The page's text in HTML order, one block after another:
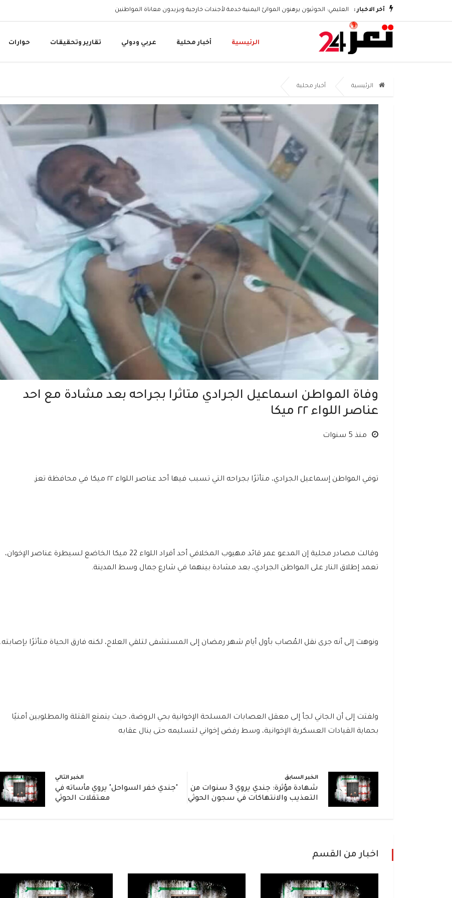
آخر الاخبار : العليمي: الحوثيون يرهنون الموانئ اليمنية خدمة لأجندات خارجية ويزيدون معاناة المواطنين
الرئيسية أخبار محلية عربي ودولي تقارير وتحقيقات حوارات
الرئيسية أخبار محلية
وفاة المواطن اسماعيل الجرادي متاثرا بجراحه بعد مشادة مع احد
عناصر اللواء ٢٢ ميكا
منذ 5 سنوات
توفي المواطن إسماعيل الجرادي، متأثرًا بجراحه التي تسبب فيها أحد عناصر اللواء ٢٢ ميكا في محافظة تعز.
وقالت مصادر محلية إن المدعو عمر قائد مهيوب المخلافي أحد أفراد اللواء 22 ميكا الخاضع لسيطرة عناصر الإخوان،
تعمد إطلاق النار على المواطن الجرادي، بعد مشادة بينهما في شارع جمال وسط المدينة.
ونوهت إلى أنه جرى نقل المُصاب بأول أيام شهر رمضان إلى المستشفى لتلقي العلاج، لكنه فارق الحياة متأثرًا بإصابته.
ولفتت إلى أن الجاني لجأ إلى معقل العصابات المسلحة الإخوانية بحي الروضة، حيث يتمتع القتلة والمطلوبين أمنيًا
بحماية القيادات العسكرية الإخوانية، وسط رفض إخواني لتسليمه حتى ينال عقابه
الخبر السابق
شهادة مؤثرة: جندي يروي 3 سنوات من
التعذيب والانتهاكات في سجون الحوثي
الخبر التالي
"جندي خفر السواحل" يروي مأساته في
معتقلات الحوثي
اخبار من القسم